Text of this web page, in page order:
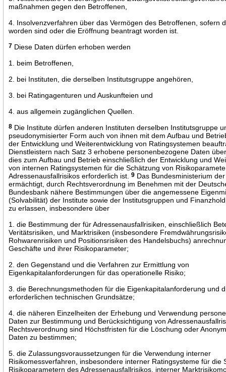
maßnahmen gegen den Betroffenen,
4. Insolvenzverfahren über das Vermögen des Betroffenen, sofern
worden sind oder die Eröffnung beantragt worden ist.
7 Diese Daten dürfen erhoben werden
1. beim Betroffenen,
2. bei Instituten, die derselben Institutsgruppe angehören,
3. bei Ratingagenturen und Auskunfteien und
4. aus allgemein zugänglichen Quellen.
8 Die Institute dürfen anderen Instituten derselben Institutsgruppe
pseudonymisierter Form auch von ihnen mit dem Aufbau und
der Entwicklung und Weiterentwicklung von Ratingsystemen
Dienstleistern nach Satz 3 erhobene personenbezogene Daten
dies zum Aufbau und Betrieb einschließlich der Entwicklung und
von internen Ratingsystemen für die Schätzung von
Adressenausfallrisikos erforderlich ist.9 Das Bundesministerium
ermächtigt, durch Rechtsverordnung im Benehmen mit der
Bundesbank nähere Bestimmungen über die angemessene
(Solvabilität) der Institute sowie der Institutsgruppen und
zu erlassen, insbesondere über
1. die Bestimmung der für Adressenausfallrisiken, einschließlich
Veritätsrisiken, und Marktrisiken (insbesondere
Rohwarenrisiken und Positionsrisiken des Handelsbuchs)
Geschäfte und ihrer Risikoparameter;
2. den Gegenstand und die Verfahren zur Ermittlung von
Eigenkapitalanforderungen für das operationelle Risiko;
3. die Berechnungsmethoden für die Eigenkapitalanforderung und
erforderlichen technischen Grundsätze;
4. die näheren Einzelheiten der Erhebung und Verwendung
Daten zur Bestimmung und Berücksichtigung von
Rechtsverordnung sind Höchstfristen für die Löschung oder
Daten zu bestimmen;
5. die Zulassungsvoraussetzungen für die Verwendung interner
Risikomessverfahren, insbesondere interner Ratingsysteme für die
Risikoparametern des Adressenausfallrisikos, interner